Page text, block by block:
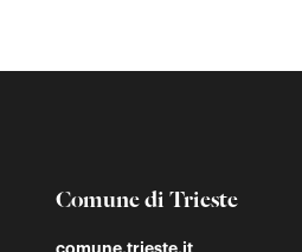
Comune di Trieste
comune.trieste.it